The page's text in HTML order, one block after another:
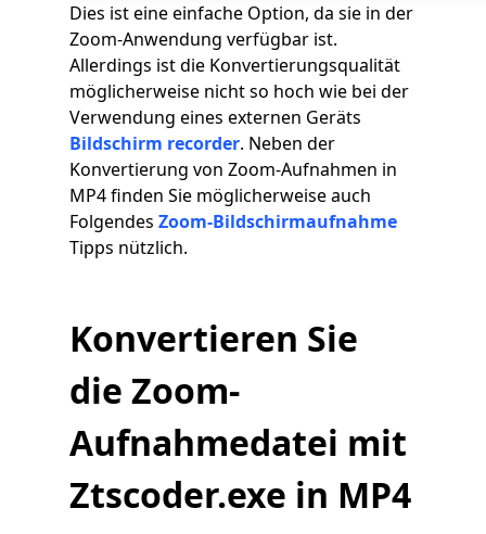
Dies ist eine einfache Option, da sie in der
Zoom-Anwendung verfügbar ist.
Allerdings ist die Konvertierungsqualität
möglicherweise nicht so hoch wie bei der
Verwendung eines externen Geräts
Bildschirm recorder. Neben der
Konvertierung von Zoom-Aufnahmen in
MP4 finden Sie möglicherweise auch
Folgendes Zoom-Bildschirmaufnahme
Tipps nützlich.
Konvertieren Sie
die Zoom-
Aufnahmedatei mit
Ztscoder.exe in MP4